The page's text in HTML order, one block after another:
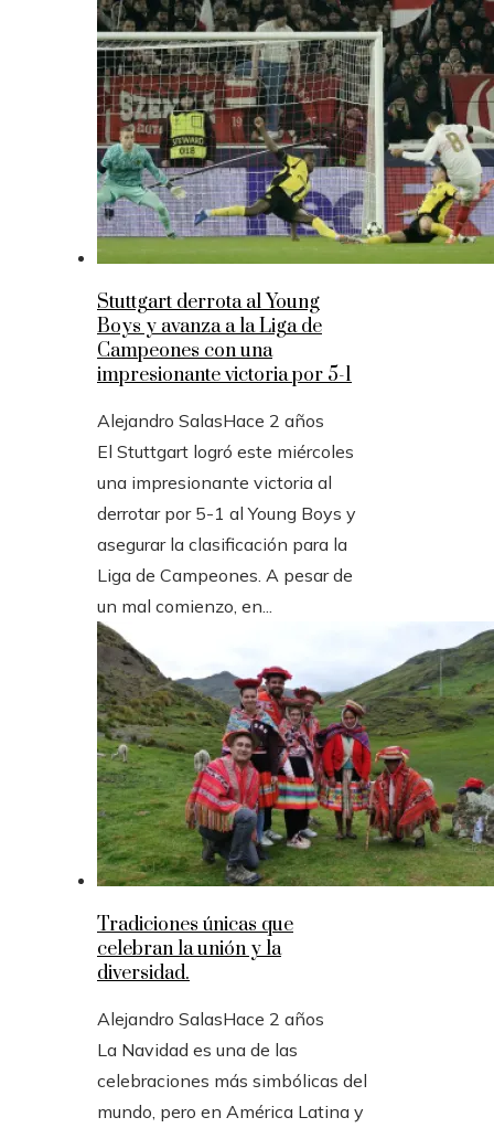
Stuttgart derrota al Young
Boys y avanza a la Liga de
Campeones con una
impresionante victoria por 5-1
Alejandro SalasHace 2 años
El Stuttgart logró este miércoles
una impresionante victoria al
derrotar por 5-1 al Young Boys y
asegurar la clasificación para la
Liga de Campeones. A pesar de
un mal comienzo, en...
Tradiciones únicas que
celebran la unión y la
diversidad.
Alejandro SalasHace 2 años
La Navidad es una de las
celebraciones más simbólicas del
mundo, pero en América Latina y